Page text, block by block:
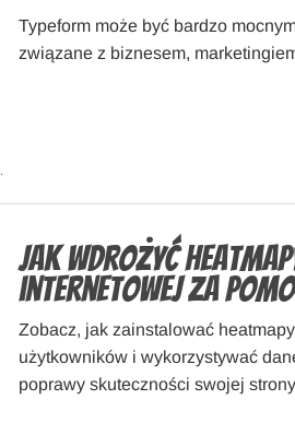
Typeform może być bardzo
związane z biznesem,
Jak wdrożyć
internetowej za
Zobacz, jak zainstalować
użytkowników i wykorzystywać
poprawy skuteczności swojej